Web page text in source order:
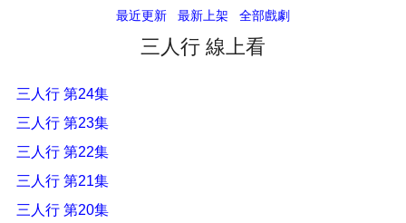
最近更新 最新上架 全部戲劇
三人行 線上看
三人行 第24集
三人行 第23集
三人行 第22集
三人行 第21集
三人行 第20集